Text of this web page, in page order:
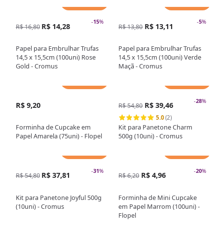
-15%
R$ 16,80 R$ 14,28
Papel para Embrulhar Trufas
14,5 x 15,5cm (100uni) Rose
Gold - Cromus
-5%
R$ 13,80 R$ 13,11
Papel para Embrulhar Trufas
14,5 x 15,5cm (100uni) Verde
Maçã - Cromus
R$ 9,20
Forminha de Cupcake em
Papel Amarela (75uni) - Flopel
-28%
R$ 54,80 R$ 39,46
5.0(2)
Kit para Panetone Charm
500g (10uni) - Cromus
-31%
R$ 54,80 R$ 37,81
Kit para Panetone Joyful 500g
(10uni) - Cromus
-20%
R$ 6,20 R$ 4,96
Forminha de Mini Cupcake
em Papel Marrom (100uni) -
Flopel